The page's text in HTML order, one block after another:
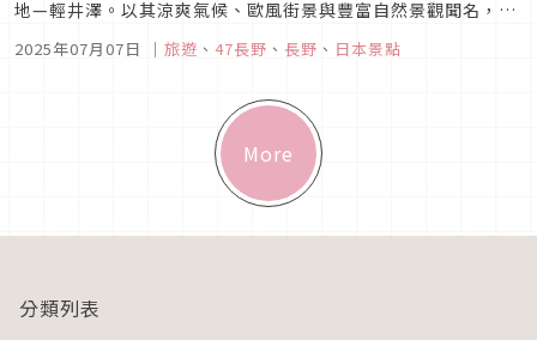
地—輕井澤。以其涼爽氣候、歐風街景與豐富自然景觀聞名，輕
前來感受其獨特魅力。然而，長野的精彩遠不止於此。從歷史悠
2025年07月07日 ｜ 旅遊 、 47長野 、 長野 、 日本景點
More
分類列表